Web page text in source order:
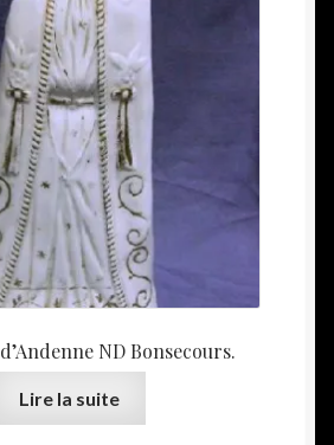
ND Bonsecours.
Lire la suite